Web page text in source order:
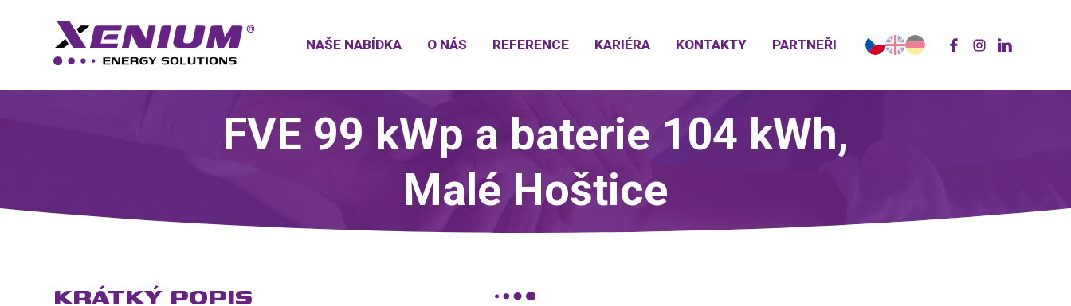
NAŠE NABÍDKA O NÁS REFERENCE KARIÉRA KONTAKTY PARTNEŘI
FVE 99 kWp a baterie 104 kWh,
Malé Hoštice
KRÁTKÝ POPIS